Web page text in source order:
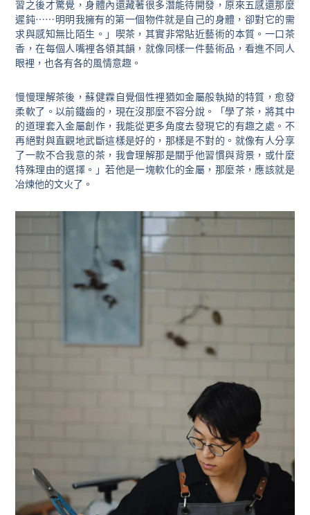
習之後才驚覺，身體內還藏著很多潛能待開發，原來五感還那麼
遲鈍⋯⋯明明我擁有的第一個物件就是自己的身體，卻對它的需
求與感知無比陌生。」喫茶，其實非常貼近藝術的本質。一口茶
香，在每個人嘴裡各領其韻，就像同樣一件藝術品，看進不同人
眼裡，也各有各的風情意趣。
慢慢理解茶後，蘇健霖自覺個性裡猶如金屬般執拗的特質，愈發
柔軟了。以前鐵齒的，現在沒那麼不容分說。「學了茶，將其中
的道理套入金屬創作，我能從更多角度去發現它的有趣之處。不
再絕對與直觀地武斷這樣是好的，那樣是不對的。就像有人分享
了一款不合我意的茶，我會理解那是關乎他習慣與背景，或什麼
特殊理由的選擇。」若他是一塊軟化的金屬，那麼茶，應該就是
冶煉他的文火了。